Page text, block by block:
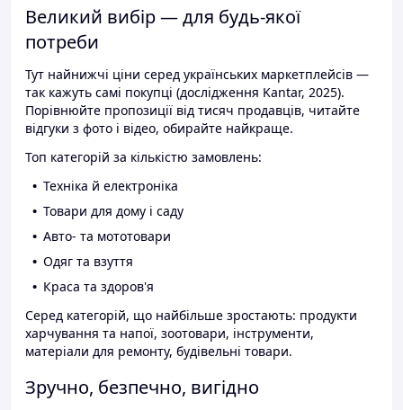
Великий вибір — для будь-якої
потреби
Тут найнижчі ціни серед українських маркетплейсів —
так кажуть самі покупці (дослідження Kantar, 2025).
Порівнюйте пропозиції від тисяч продавців, читайте
відгуки з фото і відео, обирайте найкраще.
Топ категорій за кількістю замовлень:
Техніка й електроніка
Товари для дому і саду
Авто- та мототовари
Одяг та взуття
Краса та здоров'я
Серед категорій, що найбільше зростають: продукти
харчування та напої, зоотовари, інструменти,
матеріали для ремонту, будівельні товари.
Зручно, безпечно, вигідно